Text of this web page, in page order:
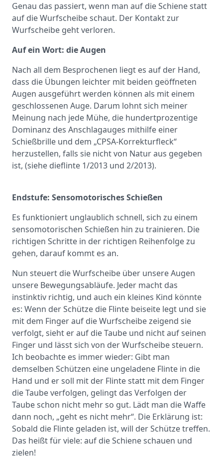
Genau das passiert, wenn man auf die Schiene statt
auf die Wurfscheibe schaut. Der Kontakt zur
Wurfscheibe geht verloren.
Auf ein Wort: die Augen
Nach all dem Besprochenen liegt es auf der Hand,
dass die Übungen leichter mit beiden geöffneten
Augen ausgeführt werden können als mit einem
geschlossenen Auge. Darum lohnt sich meiner
Meinung nach jede Mühe, die hundertprozentige
Dominanz des Anschlagauges mithilfe einer
Schießbrille und dem „CPSA-Korrekturfleck“
herzustellen, falls sie nicht von Natur aus gegeben
ist, (siehe dieflinte 1/2013 und 2/2013).
Endstufe: Sensomotorisches Schießen
Es funktioniert unglaublich schnell, sich zu einem
sensomotorischen Schießen hin zu trainieren. Die
richtigen Schritte in der richtigen Reihenfolge zu
gehen, darauf kommt es an.
Nun steuert die Wurfscheibe über unsere Augen
unsere Bewegungsabläufe. Jeder macht das
instinktiv richtig, und auch ein kleines Kind könnte
es: Wenn der Schütze die Flinte beiseite legt und sie
mit dem Finger auf die Wurfscheibe zeigend sie
verfolgt, sieht er auf die Taube und nicht auf seinen
Finger und lässt sich von der Wurfscheibe steuern.
Ich beobachte es immer wieder: Gibt man
demselben Schützen eine ungeladene Flinte in die
Hand und er soll mit der Flinte statt mit dem Finger
die Taube verfolgen, gelingt das Verfolgen der
Taube schon nicht mehr so gut. Lädt man die Waffe
dann noch, „geht es nicht mehr“. Die Erklärung ist:
Sobald die Flinte geladen ist, will der Schütze treffen.
Das heißt für viele: auf die Schiene schauen und
zielen!